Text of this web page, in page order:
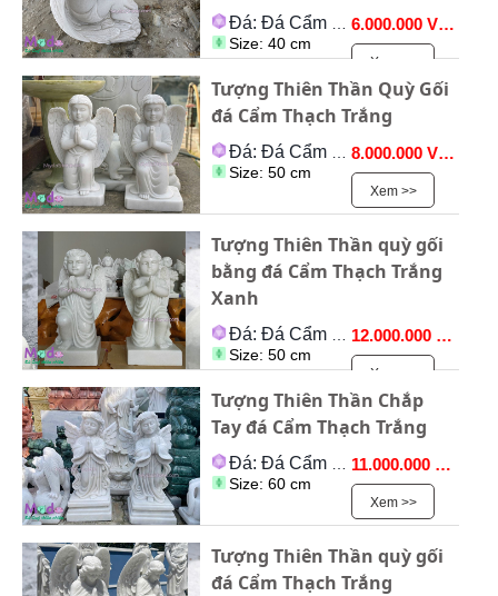
Đá: Đá Cẩm Thạch
Size: 40 cm
6.000.000 VNĐ
Xem >>
Tượng Thiên Thần Quỳ Gối
đá Cẩm Thạch Trắng
Đá: Đá Cẩm Thạch
Size: 50 cm
8.000.000 VNĐ
Xem >>
Tượng Thiên Thần quỳ gối
bằng đá Cẩm Thạch Trắng
Xanh
Đá: Đá Cẩm Thạch
Size: 50 cm
12.000.000 VNĐ
Xem >>
Tượng Thiên Thần Chắp
Tay đá Cẩm Thạch Trắng
Đá: Đá Cẩm Thạch
Size: 60 cm
11.000.000 VNĐ
Xem >>
Tượng Thiên Thần quỳ gối
đá Cẩm Thạch Trắng